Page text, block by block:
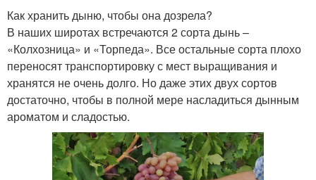
Как хранить дыню, чтобы она дозрела?
В наших широтах встречаются 2 сорта дынь –
«Колхозница» и «Торпеда». Все остальные сорта плохо
переносят транспортировку с мест выращивания и
хранятся не очень долго. Но даже этих двух сортов
достаточно, чтобы в полной мере насладиться дынным
ароматом и сладостью.